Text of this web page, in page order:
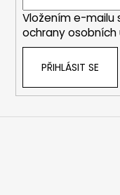
Vložením e-mailu
ochrany osobních
PŘIHLÁSIT SE